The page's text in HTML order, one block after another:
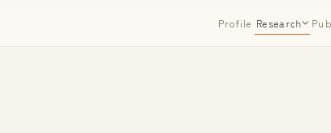
Profile Research